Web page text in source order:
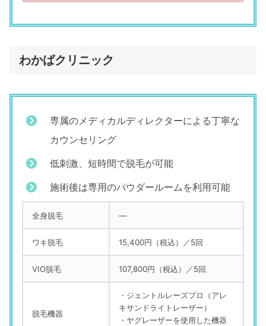
わかばクリニック
専属のメディカルディレクターによる丁寧な
カウンセリング
低刺激、短時間で脱毛が可能
施術後は専用のパウダールームを利用可能
全身脱毛 ―
ワキ脱毛 15,400円（税込）／5回
VIO脱毛 107,800円（税込）／5回
脱毛機器
・ジェントルレーズプロ（アレ
キサンドライトレーザー）
・ヤグレーザーを使用した機器